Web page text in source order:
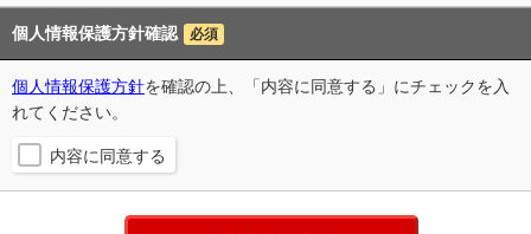
個人情報保護方針確認 必須
個人情報保護方針を確認の上、「内容に同意する」にチェックを入
れてください。
内容に同意する